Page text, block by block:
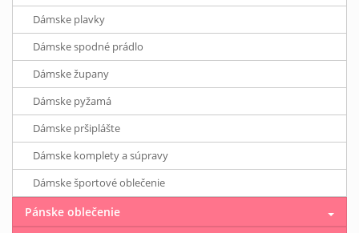
Dámske plavky
Dámske spodné prádlo
Dámske župany
Dámske pyžamá
Dámske pršiplášte
Dámske komplety a súpravy
Dámske športové oblečenie
Pánske oblečenie